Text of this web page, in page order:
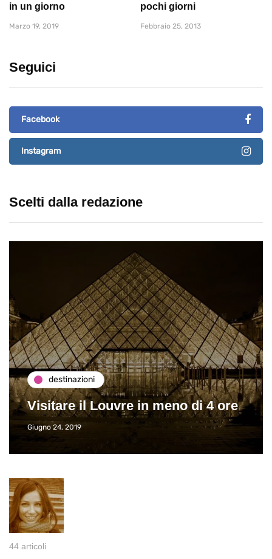
in un giorno
Marzo 19, 2019
pochi giorni
Febbraio 25, 2013
Seguici
Facebook
Instagram
Scelti dalla redazione
destinazioni
Visitare il Louvre in meno di 4 ore
Giugno 24, 2019
44 articoli